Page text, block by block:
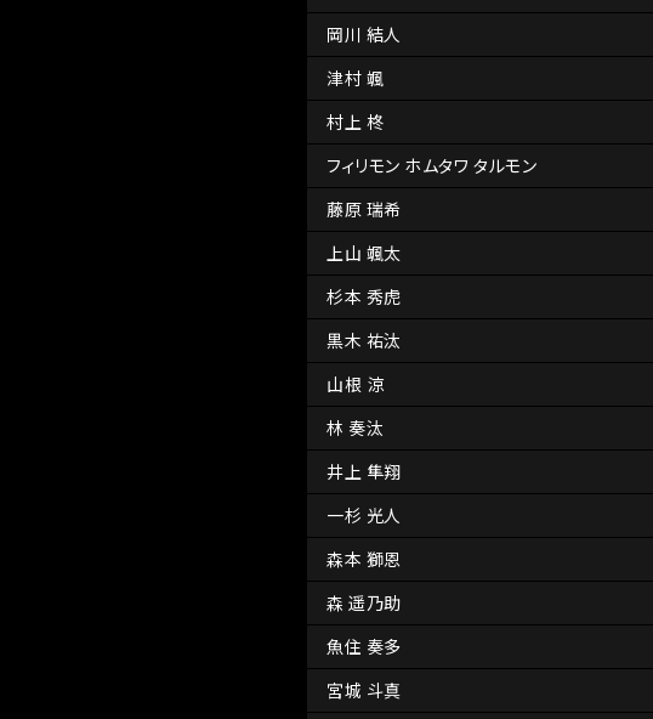
岡川 結人
津村 颯
村上 柊
フィリモン ホムタワ タルモン
藤原 瑞希
上山 颯太
杉本 秀虎
黒木 祐汰
山根 涼
林 奏汰
井上 隼翔
一杉 光人
森本 獅恩
森 遥乃助
魚住 奏多
宮城 斗真